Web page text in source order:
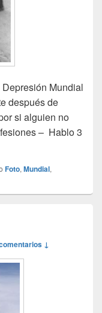
Mundial
después de
si alguien no
– Hablo 3
crisis
Foto, Mundial,
↓